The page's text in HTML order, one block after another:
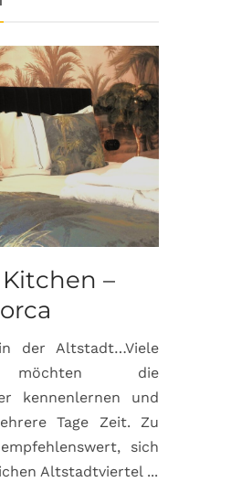
–
der Altstadt…Viele
möchten die
kennenlernen und
Tage Zeit. Zu
sich
Altstadtviertel ...